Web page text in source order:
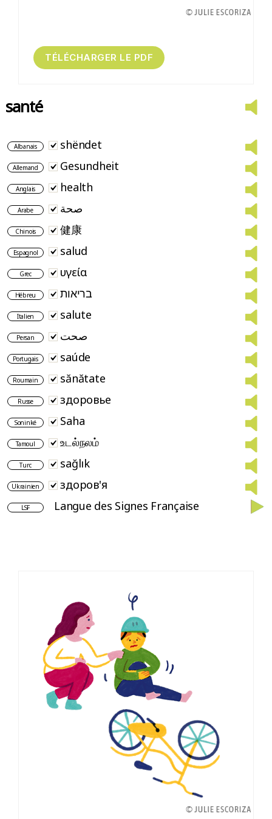
santé
Albanais shëndet
Allemand Gesundheit
Anglais health
Arabe صحة
Chinois 健康
Espagnol salud
Grec υγεία
Hébreu בריאות
Italien salute
Persan صحت
Portugais saúde
Roumain sănătate
Russe здоровье
Soninké Saha
Tamoul உடல்நலம்
Turc sağlık
Ukrainien здоров'я
LSF Langue des Signes Française